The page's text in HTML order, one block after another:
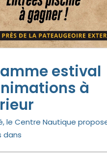
estival
à
le Centre Nautique
dans